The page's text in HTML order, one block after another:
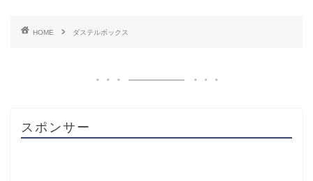
HOME ダステルボックス
スポンサー